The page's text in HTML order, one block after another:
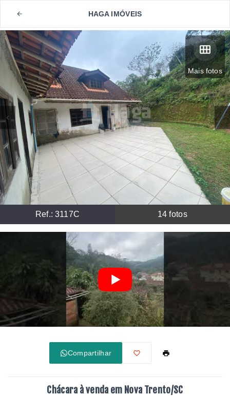
HAGA IMÓVEIS
Mais fotos
Ref.: 3117C 14 fotos
Compartilhar
Chácara à venda em Nova Trento/SC